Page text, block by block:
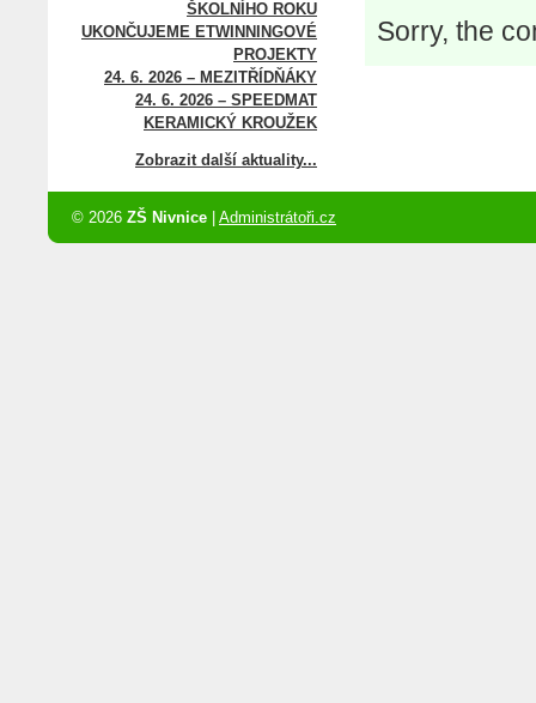
Sorry, the
ŠKOLNÍHO ROKU
UKONČUJEME ETWINNINGOVÉ
PROJEKTY
24. 6. 2026 – MEZITŘÍDŇÁKY
24. 6. 2026 – SPEEDMAT
KERAMICKÝ KROUŽEK
Zobrazit další aktuality...
© 2026 ZŠ Nivnice Administrátoři.cz